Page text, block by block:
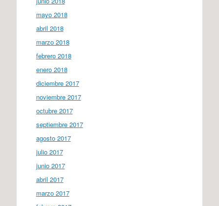
mayo 2018
abril 2018
marzo 2018
febrero 2018
enero 2018
diciembre 2017
noviembre 2017
octubre 2017
septiembre 2017
agosto 2017
julio 2017
junio 2017
abril 2017
marzo 2017